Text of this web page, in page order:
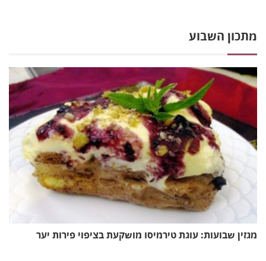
מתכון השבוע
מגזין שבועות: עוגת טירמיסו מושקעת בציפוי פירות יער